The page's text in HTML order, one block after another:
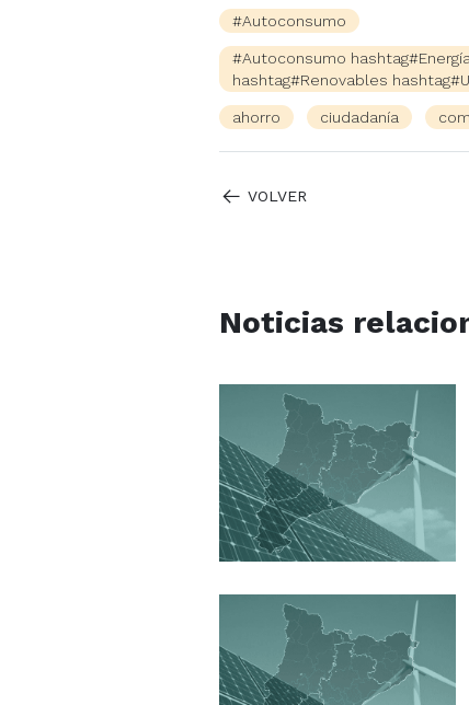
#Autoconsumo
#Autoconsumo
hashtag#Renovables
ahorro ciudadanía
VOLVER
Noticias